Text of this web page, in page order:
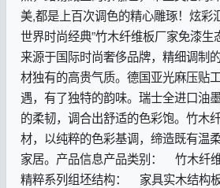
美,都是上百次调色的精心雕琢！炫彩
世界时尚经典”竹木纤维板厂家免漆
来源于国际时尚奢侈品牌，精细调制
材独有的高贵气质。德国亚光麻压贴
遇，有了独特的韵味。瑞士全进口油
的柔韧，调合出舒适的色彩饱。竹木
材，以纯粹的色彩基调，缔造既有温
家居。产品信息产品类别： 竹木纤
精粹系列组坯结构： 家具实木结构